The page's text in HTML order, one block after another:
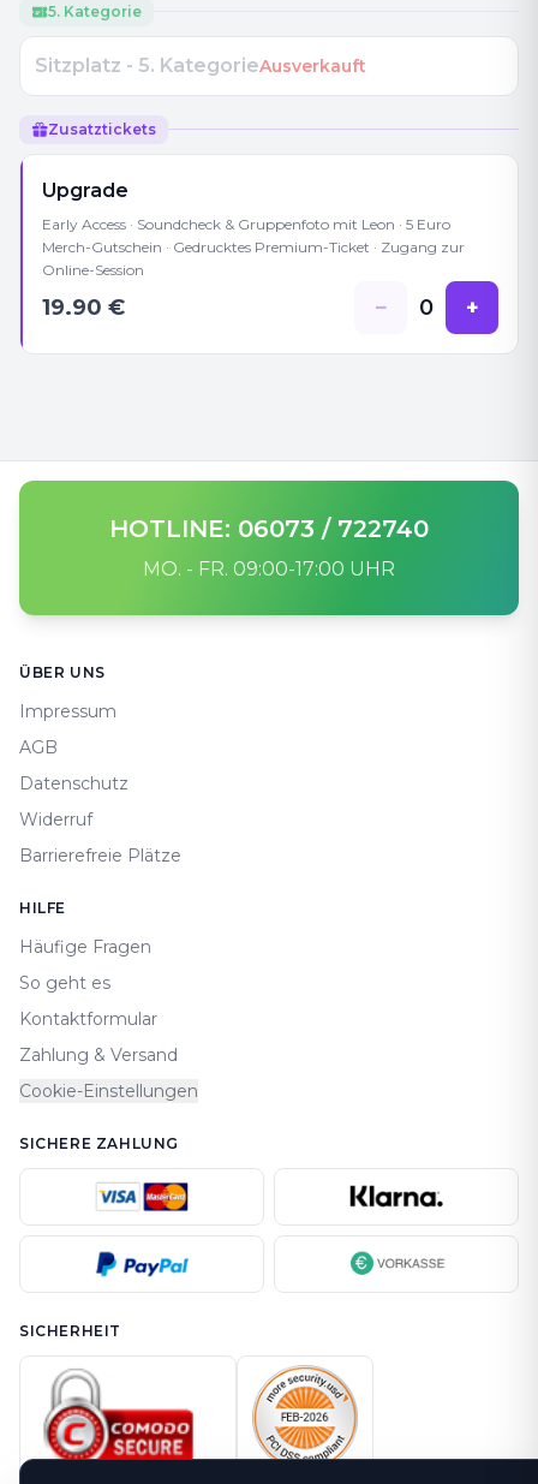
5. Kategorie
Sitzplatz - 5. KategorieAusverkauft
Zusatztickets
Upgrade
Early Access · Soundcheck & Gruppenfoto mit Leon · 5 Euro
Merch-Gutschein · Gedrucktes Premium-Ticket · Zugang zur
Online-Session
19.90 € − 0 +
HOTLINE: 06073 / 722740
MO. - FR. 09:00-17:00 UHR
ÜBER UNS
Impressum
AGB
Datenschutz
Widerruf
Barrierefreie Plätze
HILFE
Häufige Fragen
So geht es
Kontaktformular
Zahlung & Versand
Cookie-Einstellungen
SICHERE ZAHLUNG
SICHERHEIT